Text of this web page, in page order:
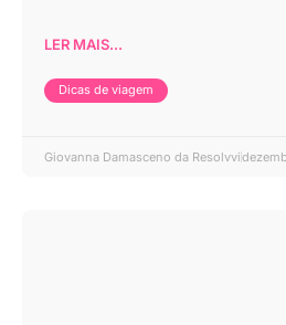
LER MAIS...
Dicas de viagem
Giovanna Damasceno da Resolvvi